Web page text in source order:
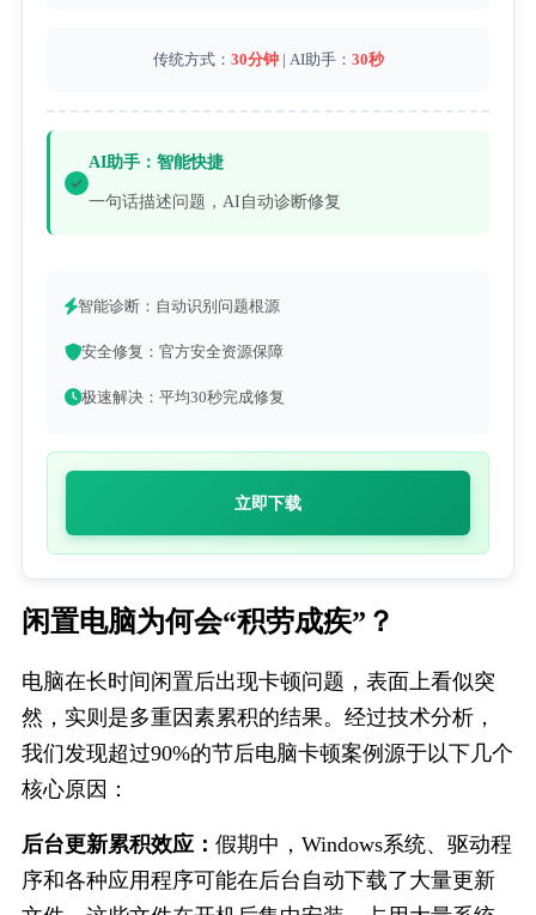
传统方式： 30分钟 | AI助手： 30秒
AI助手：智能快捷
一句话描述问题，AI自动诊断修复
智能诊断：自动识别问题根源
安全修复：官方安全资源保障
极速解决：平均30秒完成修复
立即下载
闲置电脑为何会“积劳成疾”？
电脑在长时间闲置后出现卡顿问题，表面上看似突
然，实则是多重因素累积的结果。经过技术分析，
我们发现超过90%的节后电脑卡顿案例源于以下几个
核心原因：
后台更新累积效应： 假期中，Windows系统、驱动程
序和各种应用程序可能在后台自动下载了大量更新